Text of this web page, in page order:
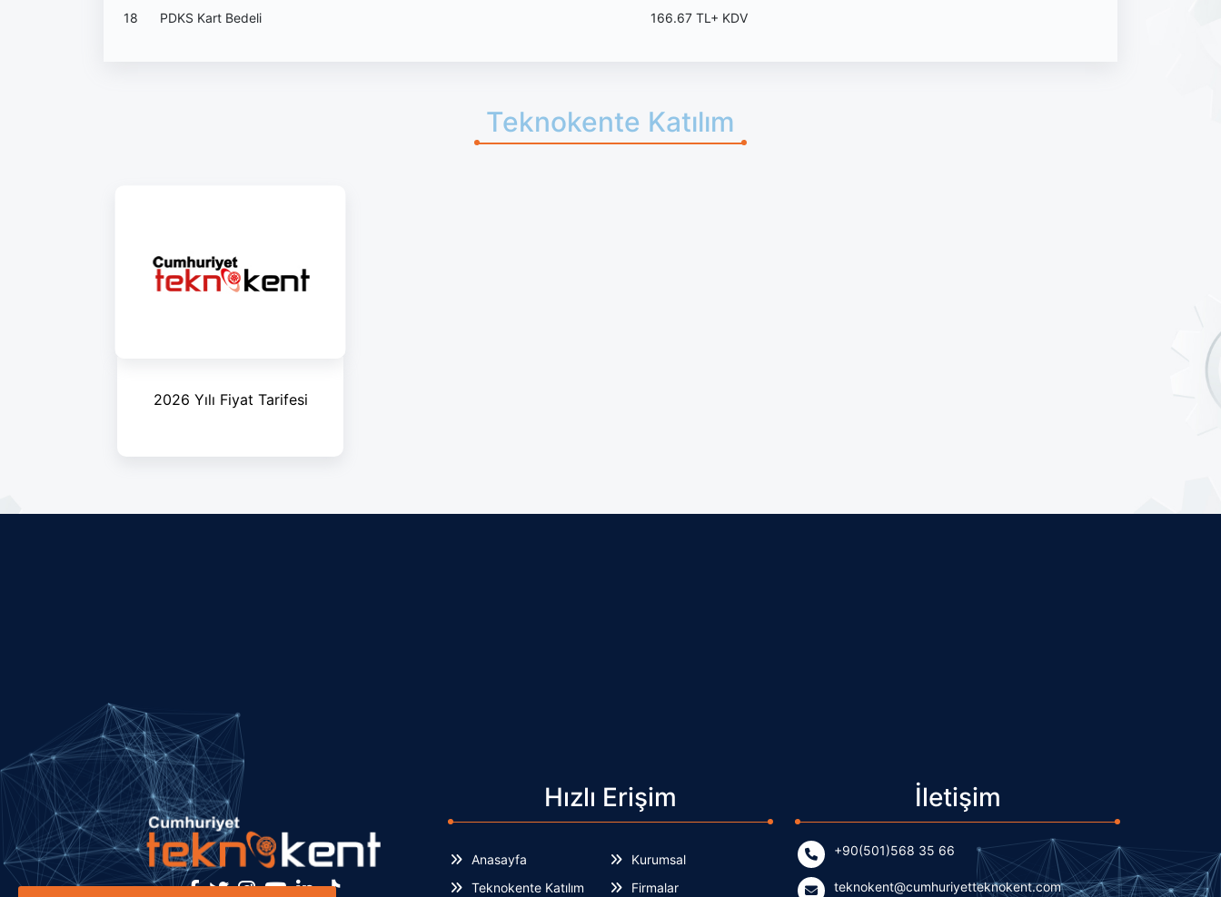
18 PDKS Kart Bedeli 166.67 TL+ KDV
Teknokente Katılım
2026 Yılı Fiyat Tarifesi
Hızlı Erişim
Anasayfa
Kurumsal
Teknokente Katılım
Firmalar
İletişim
+90(501)568 35 66
teknokent@cumhuriyetteknokent.com